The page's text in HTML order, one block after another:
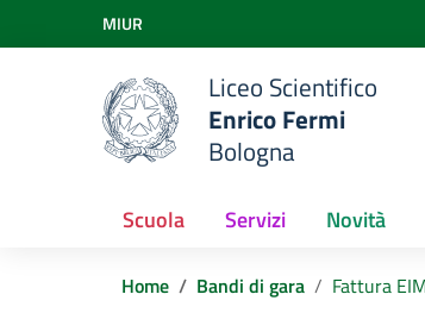
Vai ai contenuti
Vai al menu di navigazione
Vai al footer
MIUR
Liceo Scientifico
Enrico Fermi
Bologna
Scuola Servizi Novità
Home Bandi di gara Fattura